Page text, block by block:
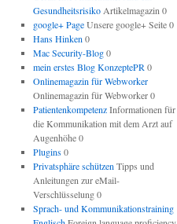
GesundheitsrisikoArtikelmagazin 0
google+ PageUnsere google+ Seite 0
Hans Hinken 0
Mac Security-Blog0
mein erstes Blog KonzeptePR 0
Onlinemagazin für Webworker
Onlinemagazin für Webworker 0
PatientenkompetenzInformationen für
die Kommunikation mit dem Arzt auf
Augenhöhe 0
Plugins0
Privatsphäre schützen Tipps und
Anleitungen zur eMail-
Verschlüsselung 0
Sprach- und Kommunikationstraining